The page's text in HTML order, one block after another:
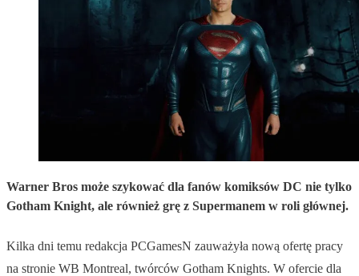
Warner Bros może szykować dla fanów komiksów DC nie tylko
Gotham Knight, ale również grę z Supermanem w roli głównej.
Kilka dni temu redakcja PCGamesN zauważyła nową ofertę pracy
na stronie WB Montreal, twórców Gotham Knights. W ofercie dla